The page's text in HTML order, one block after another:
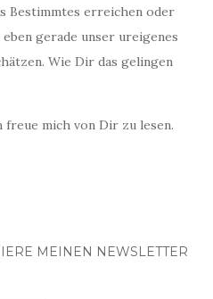
Bestimmtes erreichen oder
gerade unser ureigenes
Wie Dir das gelingen
freue mich von Dir zu lesen.
MEINEN NEWSLETTER